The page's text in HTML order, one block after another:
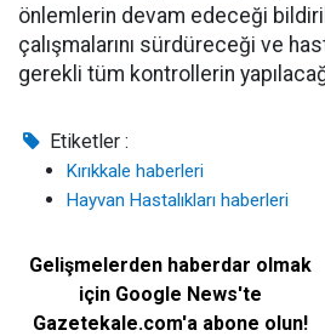
önlemlerin devam edeceği
çalışmalarını sürdüreceği ve
gerekli tüm kontrollerin
Etiketler :
Kırıkkale haberleri
Hayvan Hastalıkları haberleri
Gelişmelerden haberdar olmak
için Google News'te
Gazetekale.com'a abone olun!